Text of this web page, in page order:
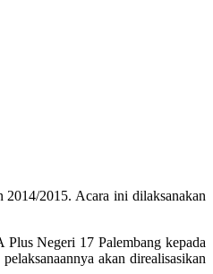
2015. Acara ini dilaksanakan
Negeri 17 Palembang kepada
akan direalisasikan